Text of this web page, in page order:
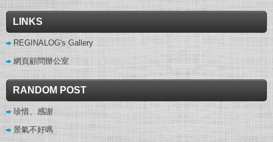
LINKS
REGINALOG's Gallery
網頁顧問辦公室
RANDOM POST
珍惜、感謝
景氣不好嗎